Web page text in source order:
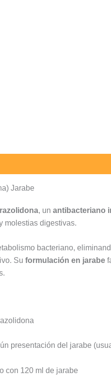
Jarabe
, un antibacteriano
molestias digestivas.
bacteriano,
Su formulación en jarabe
presentación del jarabe
con 120 ml de jarabe